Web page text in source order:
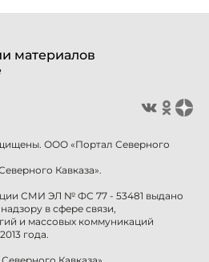
материалов
ООО «Портал Северного
Кавказа».
СМИ ЭЛ № ФС 77 - 53481 выдано
в сфере связи,
и массовых коммуникаций
года.